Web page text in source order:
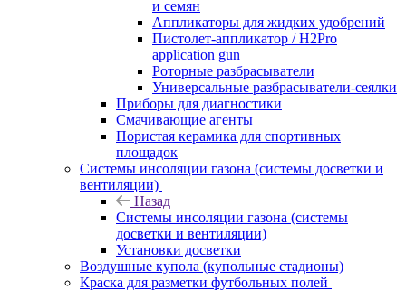
и семян
Аппликаторы для жидких удобрений
Пистолет-аппликатор / H2Pro
application gun
Роторные разбрасыватели
Универсальные разбрасыватели-сеялки
Приборы для диагностики
Смачивающие агенты
Пористая керамика для спортивных
площадок
Системы инсоляции газона (системы досветки и
вентиляции)
Назад
Системы инсоляции газона (системы
досветки и вентиляции)
Установки досветки
Воздушные купола (купольные стадионы)
Краска для разметки футбольных полей